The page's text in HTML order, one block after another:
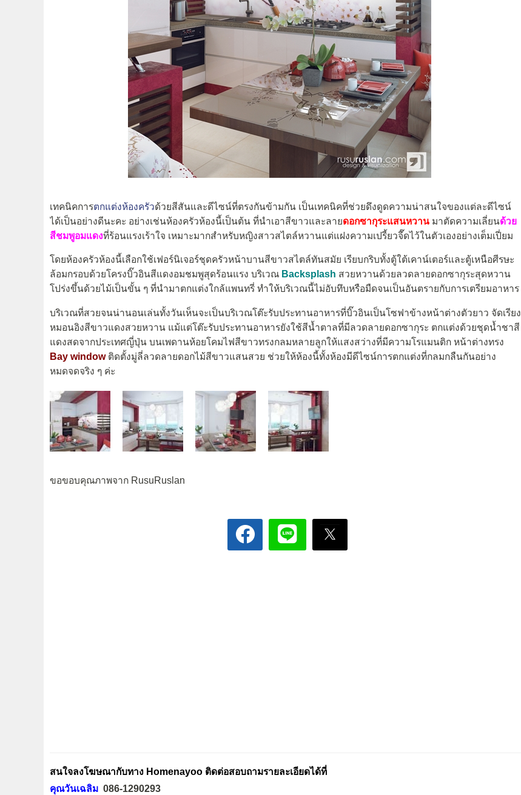
เทคนิคการตกแต่งห้องครัวด้วยสีสันและดีไซน์ที่ตรงกันข้ามกัน เป็นเทคนิคที่ช่วยดึงดูดความน่าสนใจของแต่ละดีไซน์
ได้เป็นอย่างดีนะคะ อย่างเช่นห้องครัวห้องนี้เป็นต้น ที่นำเอาสีขาวและลายดอกซากุระแสนหวาน มาตัดความเลี่ยนด้วย
สีชมพูอมแดงที่ร้อนแรงเร้าใจ เหมาะมากสำหรับหญิงสาวสไตล์หวานแต่แฝงความเปรี้ยวจี๊ดไว้ในตัวเองอย่างเต็มเปี่ยม
โดยห้องครัวห้องนี้เลือกใช้เฟอร์นิเจอร์ชุดครัวหน้าบานสีขาวสไตล์ทันสมัย เรียบกริบทั้งตู้ใต้เคาน์เตอร์และตู้เหนือศีรษะ
ล้อมกรอบด้วยโครงบิ๊วอินสีแดงอมชมพูสุดร้อนแรง บริเวณ Backsplash สวยหวานด้วยลวดลายดอกซากุระสุดหวาน
โปร่งขึ้นด้วยไม้เป็นขั้น ๆ ที่นำมาตกแต่งใกล้แพนทรี่ ทำให้บริเวณนี้ไม่อับทึบหรือมืดจนเป็นอันตรายกับการเตรียมอาหาร
บริเวณที่สวยจนน่านอนเล่นทั้งวันเห็นจะเป็นบริเวณโต๊ะรับประทานอาหารที่บิ๊วอินเป็นโซฟาข้างหน้าต่างตัวยาว จัดเรียง
หมอนอิงสีขาวแดงสวยหวาน แม้แต่โต๊ะรับประทานอาหารยังใช้สีน้ำตาลที่มีลวดลายดอกซากุระ ตกแต่งด้วยชุดน้ำชาสี
แดงสดจากประเทศญี่ปุ่น บนเพดานห้อยโคมไฟสีขาวทรงกลมหลายลูกให้แสงสว่างที่มีความโรแมนติก หน้าต่างทรง
Bay windowติดตั้งมู่ลี่ลวดลายดอกไม้สีขาวแสนสวย ช่วยให้ห้องนี้ทั้งห้องมีดีไซน์การตกแต่งที่กลมกลืนกันอย่าง
หมดจดจริง ๆ ค่ะ
ขอขอบคุณภาพจาก RusuRuslan
สนใจลงโฆษณากับทาง Homenayoo ติดต่อสอบถามรายละเอียดได้ที่
คุณวันเฉลิม 086-1290293